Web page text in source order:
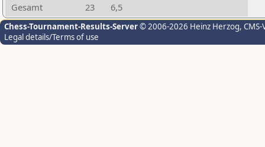
Gesamt
23 6,5
Chess-Tournament-Results-Server© 2006-2026 Heinz Herzog,
Legal details/Terms of use